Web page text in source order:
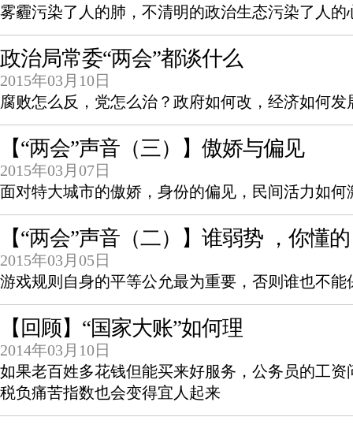
雾霾污染了人的肺，不清明的政治生态污染了人的
政治局常委“两会”都谈什么
2015年03月10日
腐败怎么反，党怎么治？政府如何改，经济如何发
【“两会”声音（三）】傲娇与偏见
2015年03月07日
面对特大城市的傲娇，身份的偏见，民间活力如何
【“两会”声音（二）】谁弱势 ，你懂的
2015年03月05日
游戏规则自身的平等公允最为重要，否则谁也不
【回顾】“国家大账”如何理
2014年03月10日
如果老百姓多花钱但能买来好服务，公务员的工
税负痛苦指数也会变得宜人起来